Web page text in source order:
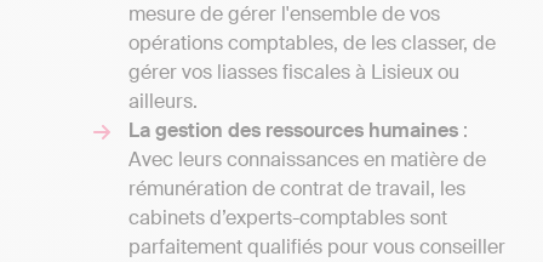
mesure de gérer l'ensemble de vos
opérations comptables, de les classer, de
gérer vos liasses fiscales à Lisieux ou
ailleurs.
La gestion des ressources humaines :
Avec leurs connaissances en matière de
rémunération de contrat de travail, les
cabinets d’experts-comptables sont
parfaitement qualifiés pour vous conseiller